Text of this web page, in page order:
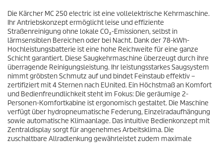
Die Kärcher MC 250 e!ectric ist eine vollelektrische Kehrmaschine.
Ihr Antriebskonzept ermöglicht leise und effiziente
Straßenreinigung ohne lokale CO₂-Emissionen, selbst in
lärmsensiblen Bereichen oder bei Nacht. Dank der 78-kWh-
Hochleistungsbatterie ist eine hohe Reichweite für eine ganze
Schicht garantiert. Diese Saugkehrmaschine überzeugt durch ihre
überragende Reinigungsleistung. Ihr leistungsstarkes Saugsystem
nimmt gröbsten Schmutz auf und bindet Feinstaub effektiv –
zertifiziert mit 4 Sternen nach EUnited. Ein Höchstmaß an Komfort
und Bedienfreundlichkeit steht im Fokus: Die geräumige 2-
Personen-Komfortkabine ist ergonomisch gestaltet. Die Maschine
verfügt über hydropneumatische Federung, Einzelradaufhängung
sowie automatische Klimaanlage. Das intuitive Bedienkonzept mit
Zentraldisplay sorgt für angenehmes Arbeitsklima. Die
zuschaltbare Allradlenkung gewährleistet zudem maximale